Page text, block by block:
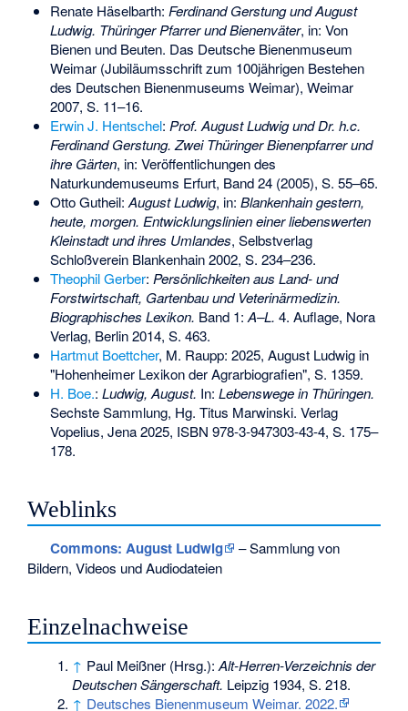
Renate Häselbarth: Ferdinand Gerstung und August
Ludwig. Thüringer Pfarrer und Bienenväter, in: Von
Bienen und Beuten. Das Deutsche Bienenmuseum
Weimar (Jubiläumsschrift zum 100jährigen Bestehen
des Deutschen Bienenmuseums Weimar), Weimar
2007, S. 11–16.
Erwin J. Hentschel: Prof. August Ludwig und Dr. h.c.
Ferdinand Gerstung. Zwei Thüringer Bienenpfarrer und
ihre Gärten, in: Veröffentlichungen des
Naturkundemuseums Erfurt, Band 24 (2005), S. 55–65.
Otto Gutheil:August Ludwig, in: Blankenhain gestern,
heute, morgen. Entwicklungslinien einer liebenswerten
Kleinstadt und ihres Umlandes, Selbstverlag
Schloßverein Blankenhain 2002, S. 234–236.
Theophil Gerber: Persönlichkeiten aus Land- und
Forstwirtschaft, Gartenbau und Veterinärmedizin.
Biographisches Lexikon. Band 1:A–L. 4. Auflage, Nora
Verlag, Berlin 2014, S. 463.
Hartmut Boettcher, M. Raupp: 2025, August Ludwig in
"Hohenheimer Lexikon der Agrarbiografien", S. 1359.
H. Boe.: Ludwig, August. In: Lebenswege in Thüringen.
Sechste Sammlung, Hg. Titus Marwinski. Verlag
Vopelius, Jena 2025, ISBN 978-3-947303-43-4, S. 175–
178.
Weblinks
Commons: August Ludwig
– Sammlung von
Bildern, Videos und Audiodateien
Einzelnachweise
↑ Paul Meißner (Hrsg.):Alt-Herren-Verzeichnis der
Deutschen Sängerschaft. Leipzig 1934, S. 218.
↑ Deutsches Bienenmuseum Weimar. 2022.